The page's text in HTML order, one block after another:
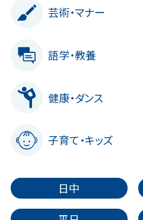
芸術・マナー
語学・教養
健康・ダンス
子育て・キッズ
日中